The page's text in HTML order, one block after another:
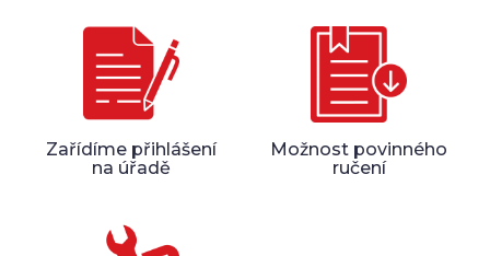
Zařídíme přihlášení
na úřadě
Možnost povinného
ručení